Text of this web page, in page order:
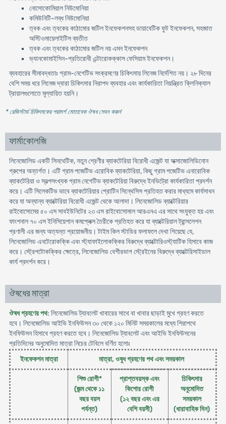
নোসোকোমিয়াল নিউমোনিয়া
কমিউনিটি-লব্ধ নিউমোনিয়া
ত্বক এবং ত্বকের কাঠামোর জটিল ইনফেকশনসহ ডায়াবেটিক ফুট ইনফেকশন, সহজাত
অস্টিওমায়েলাইটিস ব্যতীত
ত্বক এবং ত্বকের কাঠামোর জটিল নয় এমন ইনফেকশন
ভ্যানকোমাইসিন-প্রতিরোধী এন্টারোকক্কাস ফেসিয়াম ইনফেকশন।
ব্যবহারের সীমাবদ্ধতাঃ গ্রাম-নেগেটিভ সংক্রমণের চিকিৎসায় লিনেজ নির্দেশিত নয়। ২৮ দিনের
বেশি সময় ধরে লিনেজ দ্বারা চিকিৎসার নিরাপদ ব্যবহার এবং কার্যকারিতা নিয়ন্ত্রিত ক্লিনিক্যাল
ট্রায়ালগুলোতে মূল্যায়িত হয়নি।
* রেজিস্টার্ড চিকিৎসকের পরামর্শ মোতাবেক ঔষধ সেবন করুন'
ফার্মাকোলজি
লিনেজোলিড একটি সিনথেটিক, নতুন শ্রেণীর ব্যাকটেরিয়া বিরোধী এজেন্ট যা অক্সাজোলিডিনোন
গ্রুপের অন্তর্গত। এটি গ্রাম পজেটিভ এরোবিক ব্যাকটেরিয়া, কিছু গ্রাম পজেটিভ এনারোবিক
ব্যাকটেরিয়া ও স্বল্পসংখ্যক গ্রাম নেগেটিভ ব্যাকটেরিয়া বিরুদ্ধে ইনভিট্রো কার্যকারিতা প্রদর্শন
করে। এটি সিলেকটিভ ভাবে ব্যাকটেরিয়ার প্রোটিন সিন্থেসিস প্রতিহত করার মাধ্যমে কার্যসাধন
করে যা অন্যান্য ব্যাক্টেরিয়া বিরোধী এজেন্ট থেকে আলাদা। লিনেজোলিড ব্যাক্টেরিয়ার
রাইবোসোমের ৫০ এস সাবইউনিটের ২৩ এস রাইবোসোমাল আরএনএ এর সাথে সংযুক্ত হয় এবং
ফাংশনাল ৭০ এস ইনিসিয়েশান কমপ্লেক্স তৈরীকে প্রতিহত করে যা ব্যাক্টেরিয়াল ট্রান্সলেশন
প্রণালী এর জন্য অত্যন্ত প্রয়োজনীয়। টাইম কিল স্টাডির ফলাফলে দেখা গিয়েছে যে,
লিনেজোলিড এনটেরোকক্কি এবং স্ট্যাফাইলোকক্কির বিরুদ্ধে ব্যাক্টোরিওস্ট্যাটিক হিসাবে কাজ
করে। স্ট্রেপটোকক্কির ক্ষেত্রে, লিনেজোলিড বেশীরভাগ স্ট্রেইনের বিরুদ্ধে ব্যাক্টেরিসাইডাল
কার্য প্রদর্শন করে।
ঔষধের মাত্রা
ঔষধ গ্রহণের পথ: লিনেজোলিড ট্যাবলেট খাবারের সাথে বা খাবার ছাড়াই মুখে গ্রহণ করতে
হবে। লিনেজোলিড আইভি ইনফিউসন ৩০ থেকে ১২০ মিনিট সময়কালের মধ্যে শিরাপথে
ইনফিউসন হিসাবে গ্রহণ করতে হবে। লিনেজোলিড ট্যাবলেট এবং আইভি ইনফিউসনের
প্রতিদিনের অনুমোদিত মাত্রা নিচের টেবিলে বর্ণিত হলোঃ
ইনফেকশন মাত্রা
মাত্রা, ওষুধ গ্রহণের পথ এবং সময়কাল
শিশু রোগী*
(জন্ম থেকে ১১
বছর বয়স
পর্যন্ত)
প্রাপ্তবয়স্ক এবং
কিশোর রোগী
(১২ বছর এবং এর
বেশি বয়সী)
চিকিৎসার
অনুমোদিত
সময়কাল
(ধারাবাহিক দিন)